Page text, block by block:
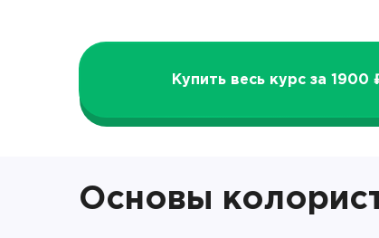
Купить весь курс за 1900
Основы